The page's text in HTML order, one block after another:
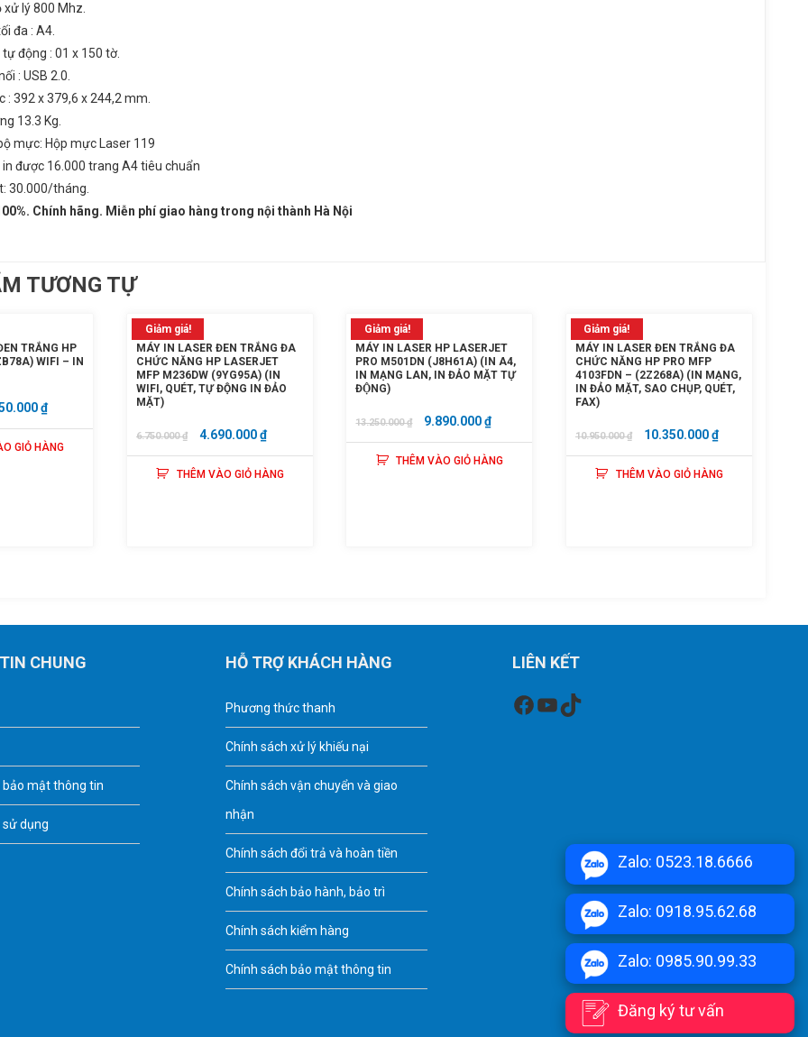
lý 800 Mhz.
đa : A4.
động : 01 x 150 tờ.
: USB 2.0.
: 392 x 379,6 x 244,2 mm.
13.3 Kg.
mực: Hộp mực Laser 119
được 16.000 trang A4 tiêu chuẩn
30.000/tháng.
Chính hãng. Miễn phí giao hàng trong nội thành Hà Nội
TƯƠNG TỰ
TRẮNG HP
WIFI – IN
₫GIÁ
HIỆN
TẠI
GIỎ HÀNG
Giảm giá!
MÁY IN LASER ĐEN TRẮNG ĐA
CHỨC NĂNG HP LASERJET
MFP M236DW (9YG95A) (IN
WIFI, QUÉT, TỰ ĐỘNG IN ĐẢO
MẶT)
6.750.000₫
GIÁ
GỐC
LÀ:
4.690.000₫GIÁ
HIỆN
TẠI
THÊM VÀO GIỎ HÀNG
Giảm giá!
MÁY IN LASER HP LASERJET
PRO M501DN (J8H61A) (IN A4,
IN MẠNG LAN, IN ĐẢO MẶT TỰ
ĐỘNG)
13.250.000₫
GIÁ
GỐC
LÀ:
9.890.000₫GIÁ
HIỆN
TẠI
THÊM VÀO GIỎ HÀNG
Giảm giá!
MÁY IN LASER ĐEN TRẮNG ĐA
CHỨC NĂNG HP PRO MFP
4103FDN – (2Z268A) (IN MẠNG,
IN ĐẢO MẶT, SAO CHỤP, QUÉT,
FAX)
10.950.000₫
GIÁ
GỐC
LÀ:
10.350.000₫GIÁ
HIỆN
TẠI
THÊM VÀO GIỎ HÀNG
CHUNG
bảo mật thông tin
dụng
HỖ TRỢ KHÁCH HÀNG
Phương thức thanh
Chính sách xử lý khiếu nại
Chính sách vận chuyển và giao
nhận
Chính sách đổi trả và hoàn tiền
Chính sách bảo hành, bảo trì
Chính sách kiểm hàng
Chính sách bảo mật thông tin
LIÊN KẾT
Facebook
Youtube
TikTok
Zalo: 0523.18.6666
Zalo: 0918.95.62.68
Zalo: 0985.90.99.33
Đăng ký tư vấn